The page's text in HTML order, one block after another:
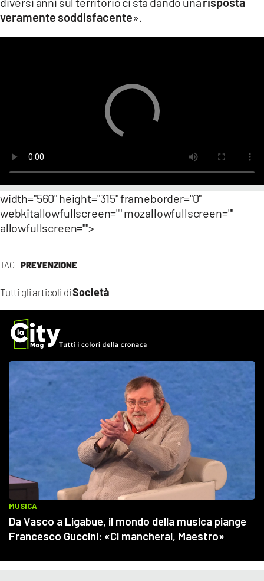
TAG PREVENZIONE
Tutti gli articoli diSocietà
veramente soddisfacente».
width="560" height="315" frameborder="0"
webkitallowfullscreen="" mozallowfullscreen=""
allowfullscreen="">